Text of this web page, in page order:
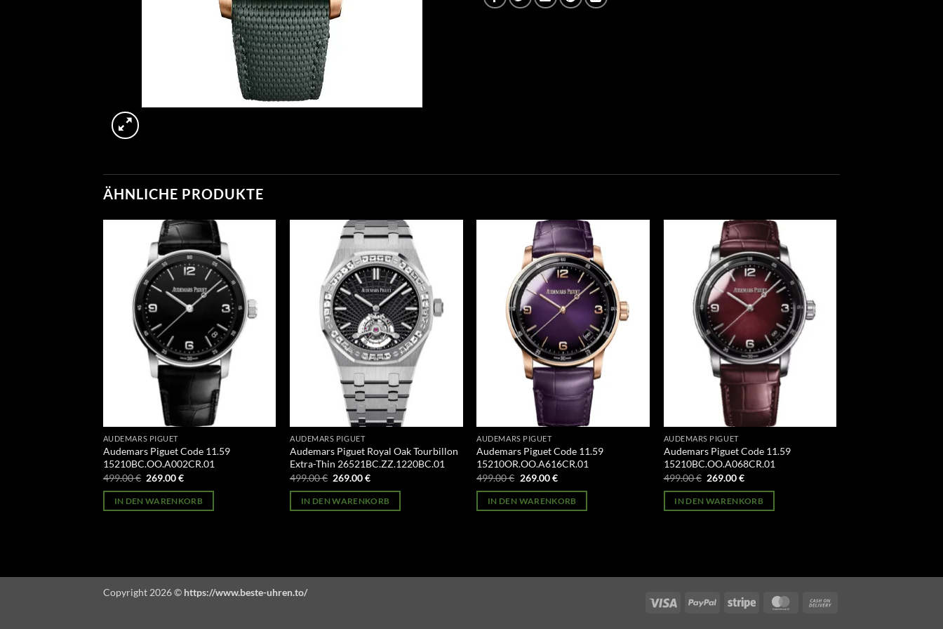
ÄHNLICHE PRODUKTE
AUDEMARS PIGUET
Audemars Piguet Code 11.59
15210BC.OO.A002CR.01
499.00€ Ursprünglicher
war:
499.00 €
269.00€Aktueller
ist:
269.00 €.
IN DEN WARENKORB
AUDEMARS PIGUET
Audemars Piguet Royal Oak Tourbillon
Extra-Thin 26521BC.ZZ.1220BC.01
499.00€ Ursprünglicher
war:
499.00 €
269.00€Aktueller
ist:
269.00 €.
IN DEN WARENKORB
AUDEMARS PIGUET
Audemars Piguet Code 11.59
15210OR.OO.A616CR.01
499.00€ Ursprünglicher
war:
499.00 €
269.00€Aktueller
ist:
269.00 €.
IN DEN WARENKORB
AUDEMARS PIGUET
Audemars Piguet Code 11.59
15210BC.OO.A068CR.01
499.00€ Ursprünglicher
war:
499.00 €
269.00€Aktueller
ist:
269.00 €.
IN DEN WARENKORB
Visa PayPal Stripe MasterCard
Copyright 2026 © https://www.beste-uhren.to/